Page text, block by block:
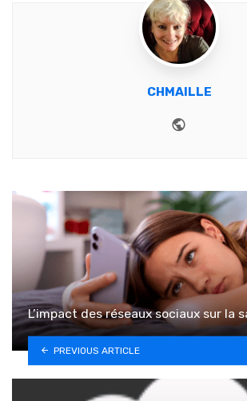
CHMAILLE
L’impact des réseaux sociaux sur la
PREVIOUS ARTICLE